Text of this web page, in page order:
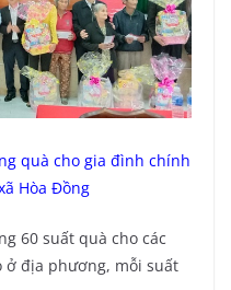
quà cho gia đình chính
Hòa Đồng
60 suất quà cho các
ở địa phương, mỗi suất